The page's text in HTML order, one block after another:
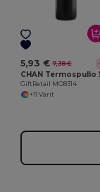
5,93 € 7,38 €
GiftRetail MO8314
+11 Värit